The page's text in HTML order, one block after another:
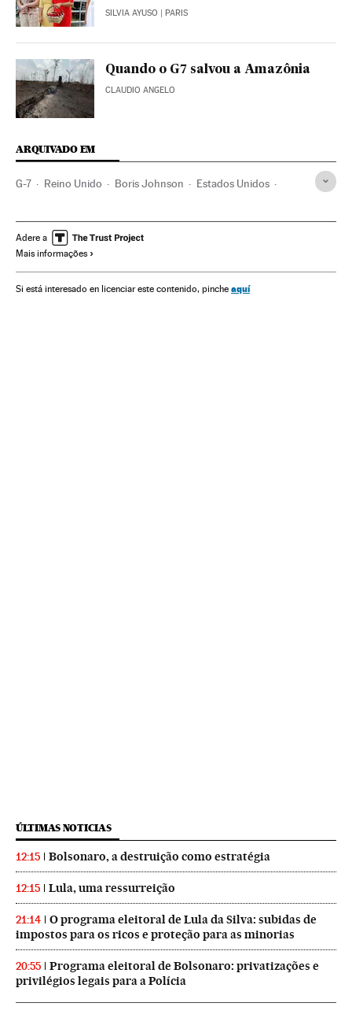
SILVIA AYUSO | PARIS
Quando o G7 salvou a Amazônia
CLAUDIO ANGELO
ARQUIVADO EM
G-7 Reino Unido Boris Johnson Estados Unidos
Crisis económica coronavirus covid-19
Coronavirus Covid-19
Canadá França Itália Japão
Adere a
Mais informações
Si está interesado en licenciar este contenido, pinche aquí
ÚLTIMAS NOTICIAS
12:15 Bolsonaro, a destruição como estratégia
12:15 Lula, uma ressurreição
21:14
O programa eleitoral de Lula da Silva: subidas de
impostos para os ricos e proteção para as minorias
20:55
Programa eleitoral de Bolsonaro: privatizações e
privilégios legais para a Polícia